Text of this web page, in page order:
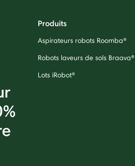
Produits
Aspirateurs robots Roomba®
Robots laveurs de sols Braava®
Lots iRobot®